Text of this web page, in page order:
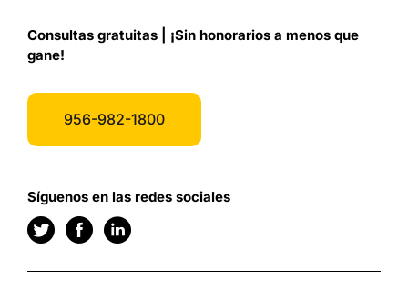
Consultas gratuitas | ¡Sin honorarios a menos que
gane!
956-982-1800
Síguenos en las redes sociales